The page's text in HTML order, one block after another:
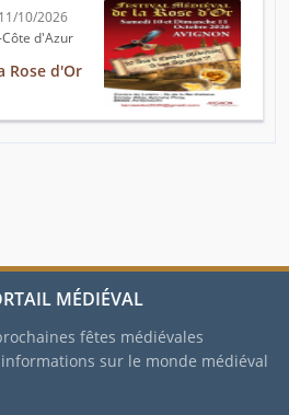
10/2026
d'Azur
Rose d'Or
MÉDIÉVAL
fêtes médiévales
sur le monde médiéval